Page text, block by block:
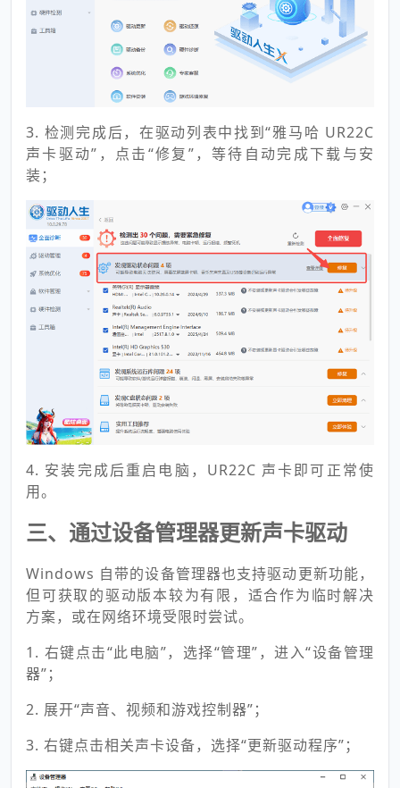
3. 检测完成后，在驱动列表中找到“雅马哈 UR22C
声卡驱动”，点击“修复”，等待自动完成下载与安
装；
4. 安装完成后重启电脑，UR22C 声卡即可正常使
用。
三、通过设备管理器更新声卡驱动
Windows 自带的设备管理器也支持驱动更新功能，
但可获取的驱动版本较为有限，适合作为临时解决
方案，或在网络环境受限时尝试。
1. 右键点击“此电脑”，选择“管理”，进入“设备管理
器”；
2. 展开“声音、视频和游戏控制器”；
3. 右键点击相关声卡设备，选择“更新驱动程序”；